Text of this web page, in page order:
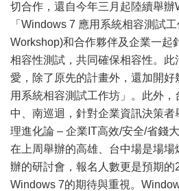
切合作，還自今年三月起陸續舉辦
「Windows 7 應用系統相容測試
Workshop)和合作夥伴及企業一起
相容性測試，共同確保相容性。
愛，除了原先的計畫外，還加開
用系統相容測試工作坊」。此外，
中、南巡迴，針對企業資訊決策
理進化論 – 企業IT高效/安全/省錢
在上周舉辦的高雄、台中場是場
辦的研討會，報名人數更是預期
Windows 7的期待與重視。